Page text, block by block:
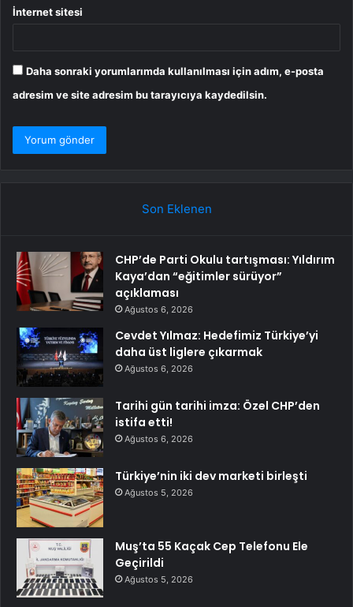
İnternet sitesi
Daha sonraki yorumlarımda kullanılması için adım, e-posta
adresim ve site adresim bu tarayıcıya kaydedilsin.
Son Eklenen
CHP’de Parti Okulu tartışması: Yıldırım
Kaya’dan “eğitimler sürüyor”
açıklaması
Ağustos 6, 2026
Cevdet Yılmaz: Hedefimiz Türkiye’yi
daha üst liglere çıkarmak
Ağustos 6, 2026
Tarihi gün tarihi imza: Özel CHP’den
istifa etti!
Ağustos 6, 2026
Türkiye’nin iki dev marketi birleşti
Ağustos 5, 2026
Muş’ta 55 Kaçak Cep Telefonu Ele
Geçirildi
Ağustos 5, 2026